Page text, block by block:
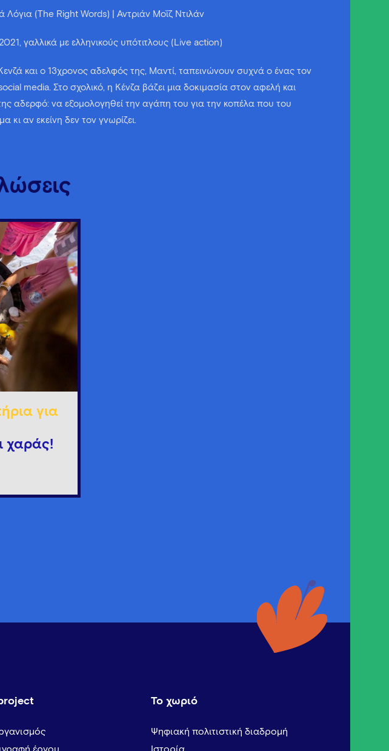
(The Right Words) | Αντριάν Μοΐζ Ντιλάν
2021, γαλλικά με ελληνικούς υπότιτλους (Live action)
και ο 13χρονος αδελφός της, Μαντί, ταπεινώνουν συχνά ο ένας τον
media. Στο σχολικό, η Κένζα βάζει μια δοκιμασία στον αφελή και
αδερφό: να εξομολογηθεί την αγάπη του για την κοπέλα που του
κι αν εκείνη δεν τον γνωρίζει.
για
χαράς!
Το χωριό
Ψηφιακή πολιτιστική διαδρομή